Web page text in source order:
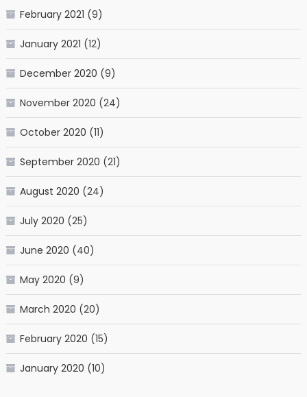
February 2021 (9)
January 2021 (12)
December 2020 (9)
November 2020 (24)
October 2020 (11)
September 2020 (21)
August 2020 (24)
July 2020 (25)
June 2020 (40)
May 2020 (9)
March 2020 (20)
February 2020 (15)
January 2020 (10)